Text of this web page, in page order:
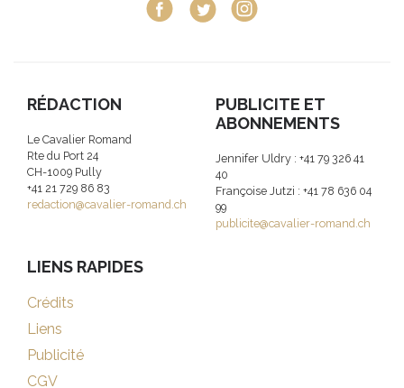
RÉDACTION
Le Cavalier Romand
Rte du Port 24
CH-1009 Pully
+41 21 729 86 83
redaction@cavalier-romand.ch
PUBLICITE ET
ABONNEMENTS
Jennifer Uldry : +41 79 326 41
40
Françoise Jutzi : +41 78 636 04
99
publicite@cavalier-romand.ch
LIENS RAPIDES
Crédits
Liens
Publicité
CGV